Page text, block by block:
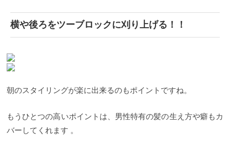
横や後ろをツーブロックに刈り上げる！！
朝のスタイリングが楽に出来るのもポイントですね。
もうひとつの高いポイントは、男性特有の髪の生え方や癖もカ
バーしてくれます 。